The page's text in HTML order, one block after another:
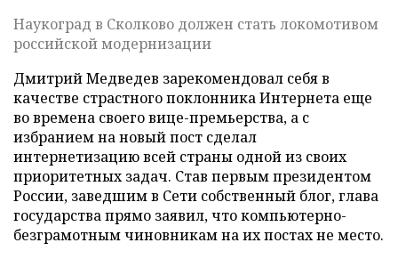
Наукоград в Сколково должен стать локомотивом
российской модернизации
Дмитрий Медведев зарекомендовал себя в
качестве страстного поклонника Интернета еще
во времена своего вице-премьерства, а с
избранием на новый пост сделал
интернетизацию всей страны одной из своих
приоритетных задач. Став первым президентом
России, заведшим в Сети собственный блог, глава
государства прямо заявил, что компьютерно-
безграмотным чиновникам на их постах не место.